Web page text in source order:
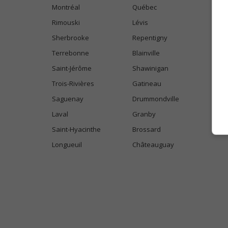
Montréal
Québec
Rimouski
Lévis
Sherbrooke
Repentigny
Terrebonne
Blainville
Saint-Jérôme
Shawinigan
Trois-Rivières
Gatineau
Saguenay
Drummondville
Laval
Granby
Saint-Hyacinthe
Brossard
Longueuil
Châteauguay